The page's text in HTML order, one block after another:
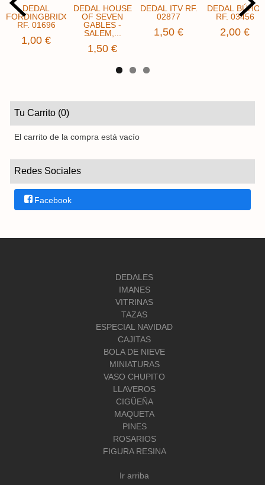
Tu Carrito (0)
El carrito de la compra está vacío
Redes Sociales
Facebook
DEDAL
FORDINGBRIDGE
RF. 01696
1,00 €
DEDAL HOUSE
OF SEVEN
GABLES -
SALEM,...
1,50 €
DEDAL ITV ​RF.
02877
1,50 €
DEDAL BÚHO ​​
RF. 03456
2,00 €
DEDALES
IMANES
VITRINAS
TAZAS
ESPECIAL NAVIDAD
CAJITAS
BOLA DE NIEVE
MINIATURAS
VASO CHUPITO
LLAVEROS
CIGÜEÑA
MAQUETA
PINES
ROSARIOS
FIGURA RESINA
Ir arriba